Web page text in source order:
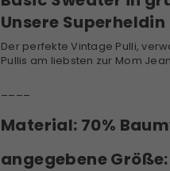
Unsere
Der perfekte Vintage Pulli,
Pullis am liebsten zur Mom
Material: 70%
angegebene Größe: